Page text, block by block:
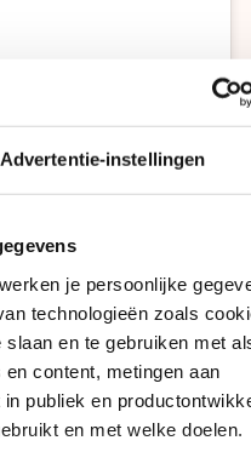
Advertentie-instellingen
je persoonlijke
technologieën zoals
en te gebruiken met
content, metingen aan
publiek en
en met welke doelen.